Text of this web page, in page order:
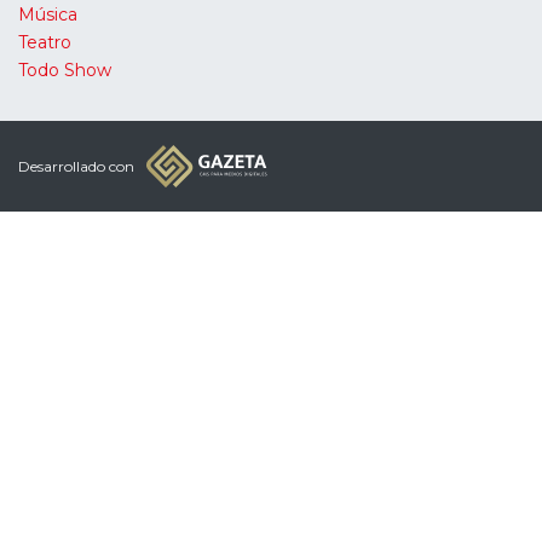
Música
Teatro
Todo Show
Desarrollado con